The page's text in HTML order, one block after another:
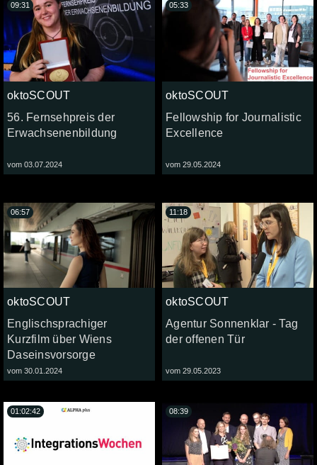
oktoSCOUT
56. Fernsehpreis der
Erwachsenenbildung
vom 03.07.2024
09:31
oktoSCOUT
Fellowship for Journalistic
Excellence
vom 29.05.2024
05:33
oktoSCOUT
Englischsprachiger
Kurzfilm über Wiens
Daseinsvorsorge
vom 30.01.2024
06:57
oktoSCOUT
Agentur Sonnenklar - Tag
der offenen Tür
vom 29.05.2023
11:18
01:02:42 08:39